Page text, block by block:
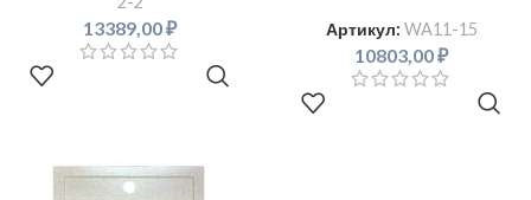
13389,00₽ Артикул: WA11-15
10803,00₽